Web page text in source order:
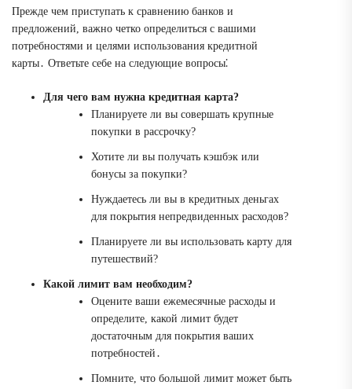
Прежде чем приступать к сравнению банков и
предложений, важно четко определиться с вашими
потребностями и целями использования кредитной
карты․ Ответьте себе на следующие вопросы⁚
Для чего вам нужна кредитная карта?
Планируете ли вы совершать крупные
покупки в рассрочку?
Хотите ли вы получать кэшбэк или
бонусы за покупки?
Нуждаетесь ли вы в кредитных деньгах
для покрытия непредвиденных расходов?
Планируете ли вы использовать карту для
путешествий?
Какой лимит вам необходим?
Оцените ваши ежемесячные расходы и
определите, какой лимит будет
достаточным для покрытия ваших
потребностей․
Помните, что большой лимит может быть